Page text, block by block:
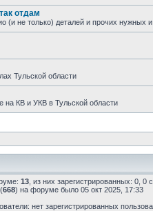
отдам
(и не только) деталей и прочих нужных
Тульской области
на КВ и УКВ в Тульской области
13 , из них зарегистрированных: 0,
668) на форуме было 05 окт 2025, 17:33
нет зарегистрированных